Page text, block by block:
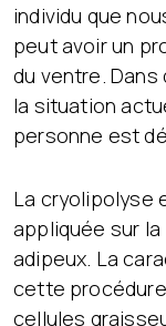
individu que
peut avoir un
du ventre.
la situation
personne est
La cryolipolyse
appliquée sur
adipeux. La
cette
cellules